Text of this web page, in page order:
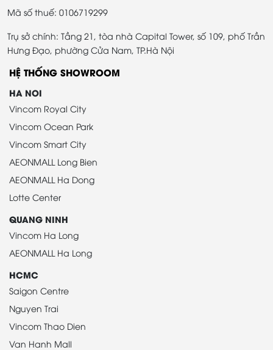
Mã số thuế: 0106719299
Trụ sở chính: Tầng 21, tòa nhà Capital Tower, số 109, phố Trần
Hưng Đạo, phường Cửa Nam, TP.Hà Nội
HỆ THỐNG SHOWROOM
HA NOI
Vincom Royal City
Vincom Ocean Park
Vincom Smart City
AEONMALL Long Bien
AEONMALL Ha Dong
Lotte Center
QUANG NINH
Vincom Ha Long
AEONMALL Ha Long
HCMC
Saigon Centre
Nguyen Trai
Vincom Thao Dien
Van Hanh Mall